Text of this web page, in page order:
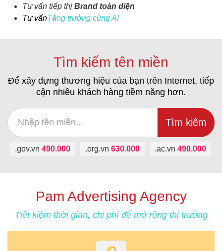
Tư vấn tiếp thị Brand toàn diện
Tư vấnTăng trưởng cùng AI
Tìm kiếm tên miền
Để xây dựng thương hiệu của bạn trên Internet, tiếp
cận nhiều khách hàng tiềm năng hơn.
Tìm kiếm
.gov.vn 490.000 .org.vn 630.000 .ac.vn 490.000
Pam Advertising Agency
Tiết kiệm thời gian, chi phí để mở rộng thị trường